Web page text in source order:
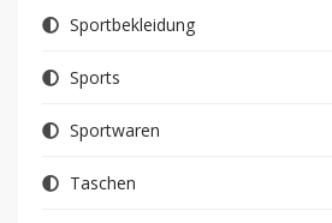
Sportbekleidung
Sports
Sportwaren
Taschen